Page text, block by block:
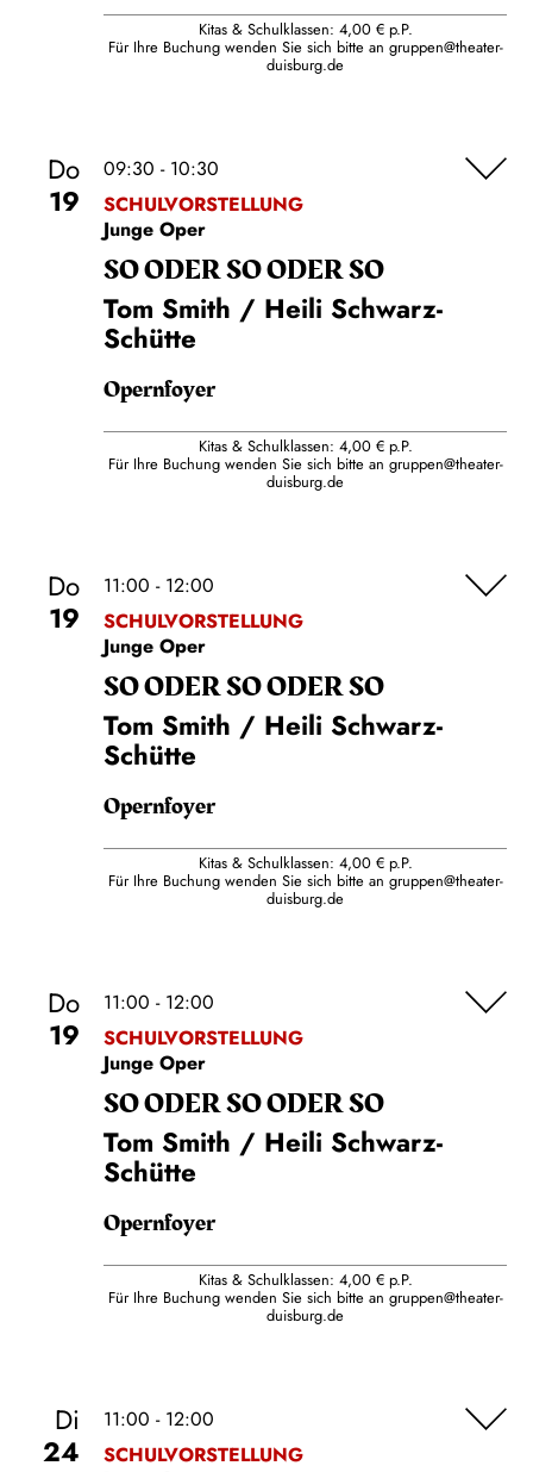
Kitas & Schulklassen: 4,00 € p.P.
Für Ihre Buchung wenden Sie sich bitte an gruppen@theater-
duisburg.de
Do
19
09:30 - 10:30
SCHULVORSTELLUNG
Junge Oper
SO ODER SO ODER SO
Tom Smith / Heili Schwarz-
Schütte
Opernfoyer
Kitas & Schulklassen: 4,00 € p.P.
Für Ihre Buchung wenden Sie sich bitte an gruppen@theater-
duisburg.de
Do
19
11:00 - 12:00
SCHULVORSTELLUNG
Junge Oper
SO ODER SO ODER SO
Tom Smith / Heili Schwarz-
Schütte
Opernfoyer
Kitas & Schulklassen: 4,00 € p.P.
Für Ihre Buchung wenden Sie sich bitte an gruppen@theater-
duisburg.de
Do
19
11:00 - 12:00
SCHULVORSTELLUNG
Junge Oper
SO ODER SO ODER SO
Tom Smith / Heili Schwarz-
Schütte
Opernfoyer
Kitas & Schulklassen: 4,00 € p.P.
Für Ihre Buchung wenden Sie sich bitte an gruppen@theater-
duisburg.de
Di
24
11:00 - 12:00
SCHULVORSTELLUNG